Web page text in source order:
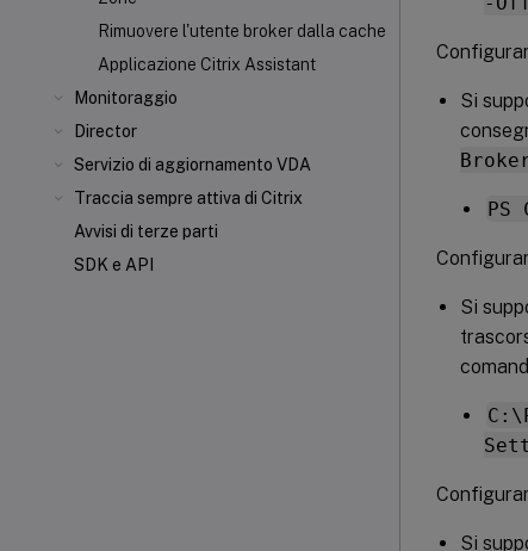
Rimuovere l'utente broker dalla cache
Applicazione Citrix Assistant
Monitoraggio
Director
Servizio di aggiornamento VDA
Traccia sempre attiva di Citrix
Avvisi di terze parti
SDK e API
Si
PS
Si
Si